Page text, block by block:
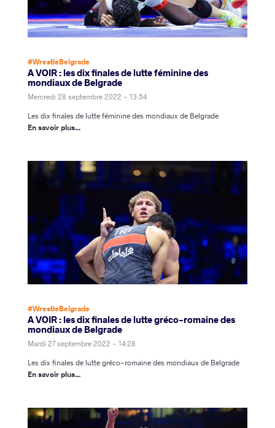
#WrestleBelgrade
A VOIR : les dix finales de lutte féminine des
mondiaux de Belgrade
Mercredi 28 septembre 2022 - 13:54
Les dix finales de lutte féminine des mondiaux de Belgrade
En savoir plus...
#WrestleBelgrade
A VOIR : les dix finales de lutte gréco-romaine des
mondiaux de Belgrade
Mardi 27 septembre 2022 - 14:28
Les dix finales de lutte gréco-romaine des mondiaux de Belgrade
En savoir plus...